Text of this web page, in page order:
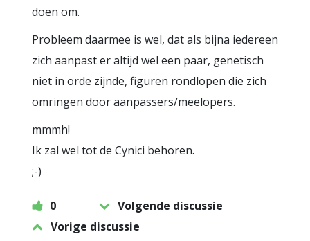
doen om.
Probleem daarmee is wel, dat als bijna iedereen
zich aanpast er altijd wel een paar, genetisch
niet in orde zijnde, figuren rondlopen die zich
omringen door aanpassers/meelopers.
mmmh!
Ik zal wel tot de Cynici behoren.
;-)
0
Volgende discussie
Vorige discussie